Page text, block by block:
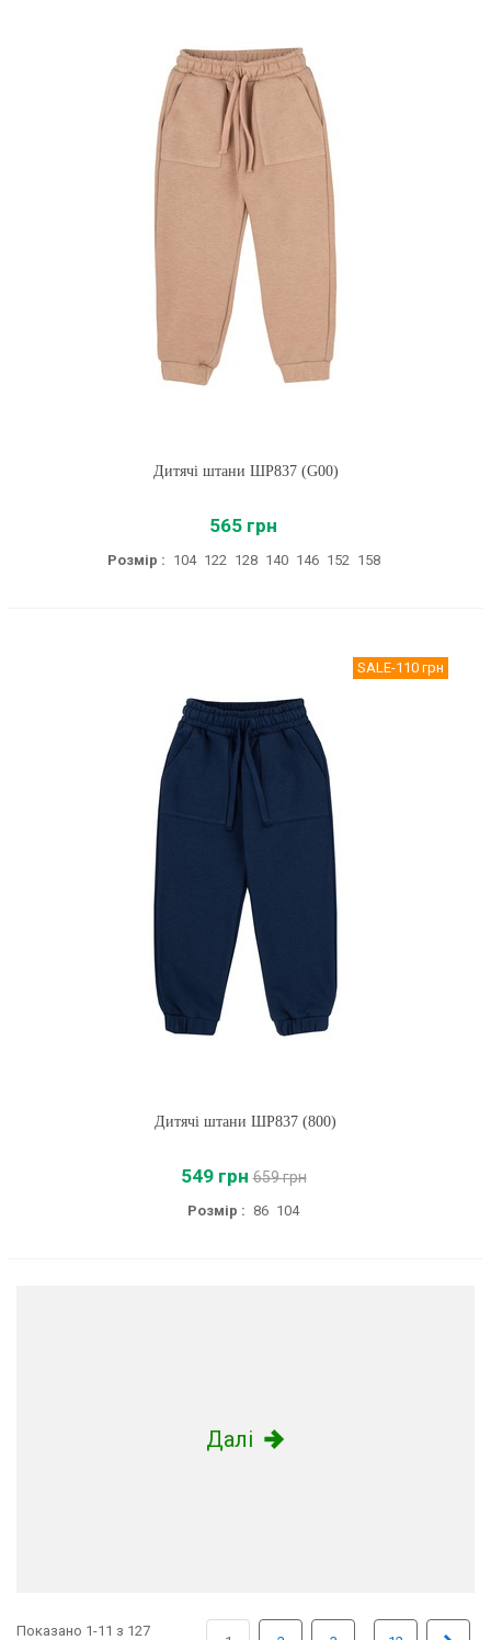
Дитячі штани ШР837 (G00)
565 грн
Розмір : 104 122 128 140 146 152 158
SALE-110 грн
Дитячі штани ШР837 (800)
549 грн 659 грн
Розмір : 86 104
Далі
Показано 1-11 з 127